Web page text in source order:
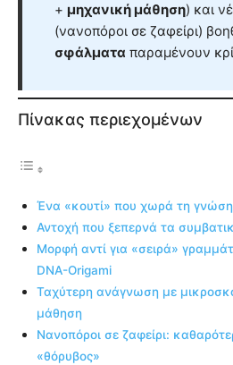
+ μηχανική μάθηση) και
(νανοπόροι σε ζαφείρι)
σφάλματα παραμένουν
Πίνακας περιεχομένων
Ένα «κουτί» που χωρά τη
Αντοχή που ξεπερνά τα
Μορφή αντί για «σειρά»
DNA-Origami
Ταχύτερη ανάγνωση με
μάθηση
Νανοπόροι σε ζαφείρι:
«θόρυβος»